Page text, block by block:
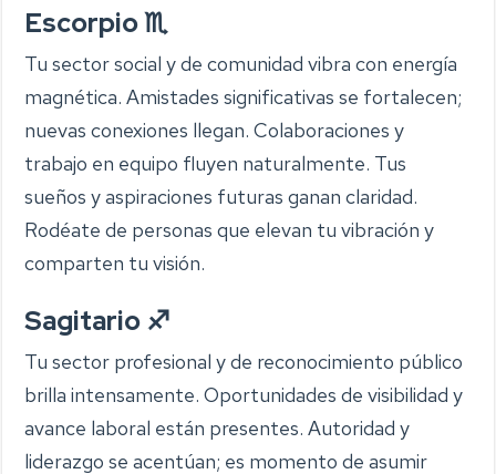
Escorpio ♏
Tu sector social y de comunidad vibra con energía
magnética. Amistades significativas se fortalecen;
nuevas conexiones llegan. Colaboraciones y
trabajo en equipo fluyen naturalmente. Tus
sueños y aspiraciones futuras ganan claridad.
Rodéate de personas que elevan tu vibración y
comparten tu visión.
Sagitario ♐
Tu sector profesional y de reconocimiento público
brilla intensamente. Oportunidades de visibilidad y
avance laboral están presentes. Autoridad y
liderazgo se acentúan; es momento de asumir